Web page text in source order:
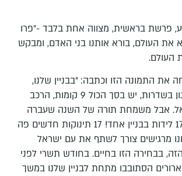
פרשת בראשית, מצווה אחת בלבד -"פרו
את העולם, בורא אותנו בני האדם, ומבקש
העולם.
את התמונה הזו וכתבה: "בבניין שלנו,
ברחוב יהושע בן נון בשדרות, יש בסך הכול 9 קומות, הרכב
אבל משמחת תורה של השנה שעברה
ועד השנה – היו 17 לידות בבניין אחד! 17 תינוקות חדשים פה
מרגישים צורך לשתף את עם ישראל
בבחירה הזו בחיים. בחודש תשרי לפני
הסתובבו מתחת לבניין שלנו במשך